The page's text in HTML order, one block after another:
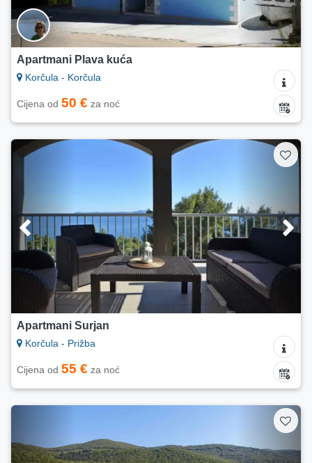
Apartmani Plava kuća
Korčula - Korčula
Cijena od 50 € za noć
Apartmani Surjan
Korčula - Prižba
Cijena od 55 € za noć